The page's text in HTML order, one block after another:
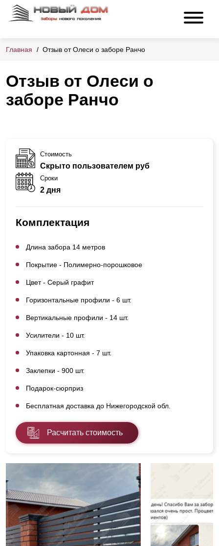
Главная Отзыв от Олеси о заборе Ранчо
Отзыв от Олеси о
заборе Ранчо
Стоимость
Скрыто пользователем руб
Сроки
2 дня
Комплектация
Длина забора 14 метров
Покрытие - Полимерно-порошковое
Цвет - Серый графит
Горизонтальные профили - 6 шт.
Вертикальные профили - 14 шт.
Усилители - 10 шт.
Упаковка картонная - 7 шт.
Заклепки - 900 шт.
Подарок-сюрприз
Бесплатная доставка до Нижегородской обл.
Расчитать стоимость